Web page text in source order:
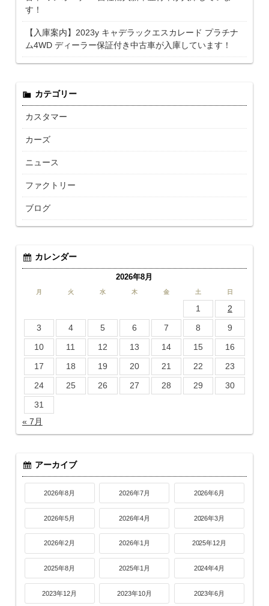
す！
【入庫案内】2023y キャデラックエスカレード プラチナ
ム4WD ディーラー保証付き中古車が入庫しています！
カテゴリー
カスタマー
カーズ
ニュース
ファクトリー
ブログ
カレンダー
2026年8月
月 火 水 木 金 土 日
1
2
3
4 5 6 7 8
9
10
11 12 13 14 15
16
17
18 19 20 21 22
23
24
25 26 27 28 29
30
31
« 7月
アーカイブ
2026年8月 2026年7月 2026年6月
2026年5月 2026年4月 2026年3月
2026年2月 2026年1月 2025年12月
2025年8月 2025年1月 2024年4月
2023年12月 2023年10月 2023年6月